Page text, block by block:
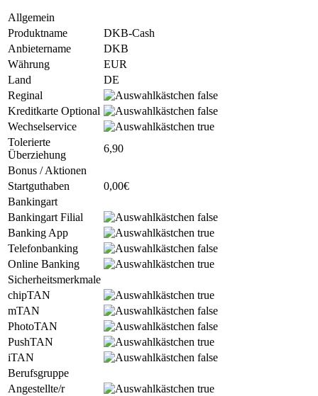
Allgemein
Produktname
DKB-Cash
Anbietername
DKB
Währung
EUR
Land
DE
Reginal
Kreditkarte Optional
Wechselservice
Tolerierte
Überziehung
6,90
Bonus / Aktionen
Startguthaben
0,00€
Bankingart
Bankingart Filial
Banking App
Telefonbanking
Online Banking
Sicherheitsmerkmale
chipTAN
mTAN
PhotoTAN
PushTAN
iTAN
Berufsgruppe
Angestellte/r